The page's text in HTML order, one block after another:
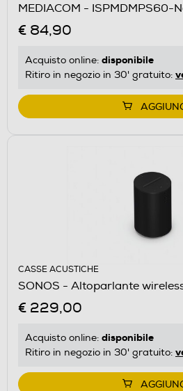
MEDIACOM - ISPMDMPS60-
€ 84,90
Acquisto online: disponibile
Ritiro in negozio in 30' gratuito:
CASSE ACUSTICHE
SONOS - Altoparlante
€ 229,00
Acquisto online: disponibile
Ritiro in negozio in 30' gratuito: